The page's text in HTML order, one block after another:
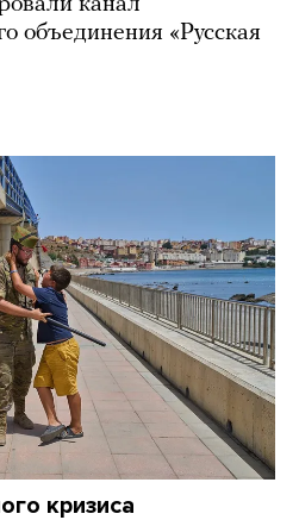
объединения «Русская
кризиса